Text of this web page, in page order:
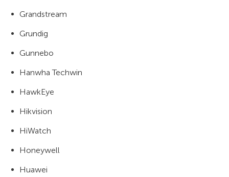
Grandstream
Grundig
Gunnebo
Hanwha Techwin
HawkEye
Hikvision
HiWatch
Honeywell
Huawei